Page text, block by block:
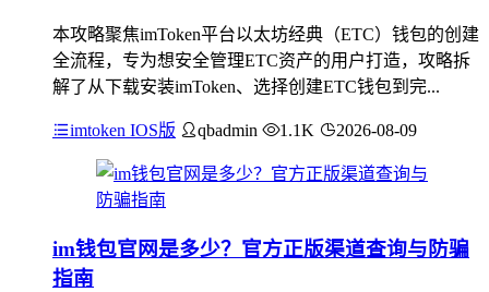
本攻略聚焦imToken平台以太坊经典（ETC）钱包的创建
全流程，专为想安全管理ETC资产的用户打造，攻略拆
解了从下载安装imToken、选择创建ETC钱包到完...
imtoken IOS版 qbadmin 1.1K 2026-08-09
im钱包官网是多少？官方正版渠道查询与防骗
指南